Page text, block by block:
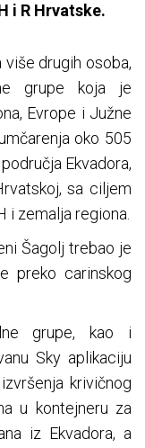
i R Hrvatske.
drugih osoba,
grupe koja je
Evrope i Južne
oko 505
Ekvadora,
sa ciljem
i zemalja regiona.
Šagolj trebao je
preko carinskog
grupe, kao i
Sky aplikaciju
krivičnog
u kontejneru za
iz Ekvadora, a